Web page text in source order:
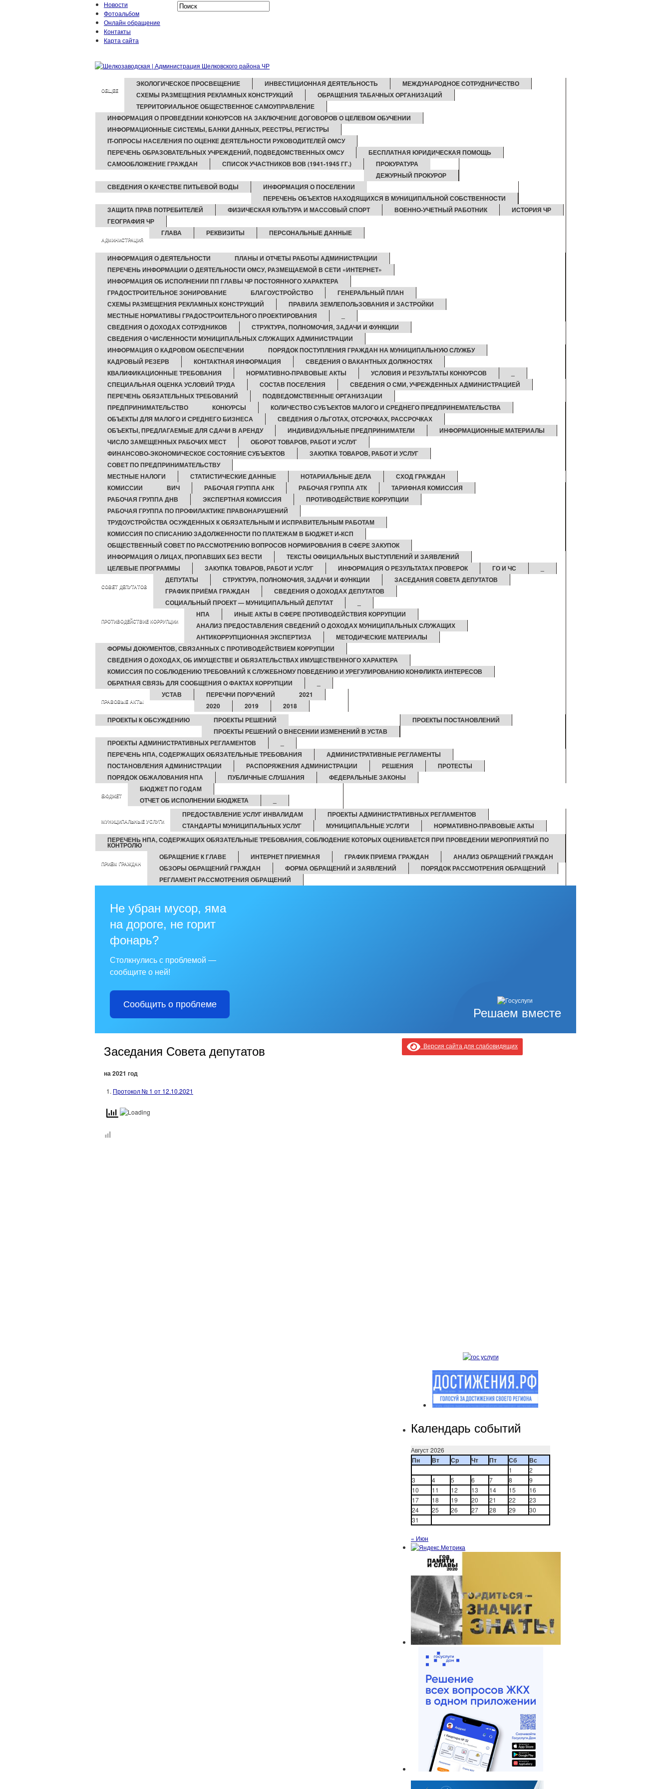
Новости
Фотоальбом
Онлайн обращение
Контакты
Карта сайта
ОБЩЕЕ
ЭКОЛОГИЧЕСКОЕ ПРОСВЕЩЕНИЕ ИНВЕСТИЦИОННАЯ ДЕЯТЕЛЬНОСТЬ
МЕЖДУНАРОДНОЕ СОТРУДНИЧЕСТВО
СХЕМЫ РАЗМЕЩЕНИЯ РЕКЛАМНЫХ КОНСТРУКЦИЙ
ОБРАЩЕНИЯ ТАБАЧНЫХ ОРГАНИЗАЦИЙ
ТЕРРИТОРИАЛЬНОЕ ОБЩЕСТВЕННОЕ САМОУПРАВЛЕНИЕ
ИНФОРМАЦИЯ О ПРОВЕДЕНИИ КОНКУРСОВ НА ЗАКЛЮЧЕНИЕ ДОГОВОРОВ О ЦЕЛЕВОМ ОБУЧЕНИИ
ИНФОРМАЦИОННЫЕ СИСТЕМЫ, БАНКИ ДАННЫХ, РЕЕСТРЫ, РЕГИСТРЫ
IT-ОПРОСЫ НАСЕЛЕНИЯ ПО ОЦЕНКЕ ДЕЯТЕЛЬНОСТИ РУКОВОДИТЕЛЕЙ ОМСУ
ПЕРЕЧЕНЬ ОБРАЗОВАТЕЛЬНЫХ УЧРЕЖДЕНИЙ, ПОДВЕДОМСТВЕННЫХ ОМСУ
БЕСПЛАТНАЯ ЮРИДИЧЕСКАЯ ПОМОЩЬ
САМООБЛОЖЕНИЕ ГРАЖДАН
СПИСОК УЧАСТНИКОВ ВОВ (1941-1945 ГГ.)
ПРОКУРАТУРА
ДЕЖУРНЫЙ ПРОКУРОР
СВЕДЕНИЯ О КАЧЕСТВЕ ПИТЬЕВОЙ ВОДЫ
ИНФОРМАЦИЯ О ПОСЕЛЕНИИ
ПЕРЕЧЕНЬ ОБЪЕКТОВ НАХОДЯЩИХСЯ В МУНИЦИПАЛЬНОЙ СОБСТВЕННОСТИ
ЗАЩИТА ПРАВ ПОТРЕБИТЕЛЕЙ
ФИЗИЧЕСКАЯ КУЛЬТУРА И МАССОВЫЙ СПОРТ ВОЕННО-УЧЕТНЫЙ РАБОТНИК
ИСТОРИЯ ЧР
ГЕОГРАФИЯ ЧР
АДМИНИСТРАЦИЯ
ГЛАВА РЕКВИЗИТЫ ПЕРСОНАЛЬНЫЕ ДАННЫЕ
ИНФОРМАЦИЯ О ДЕЯТЕЛЬНОСТИ
ПЛАНЫ И ОТЧЕТЫ РАБОТЫ АДМИНИСТРАЦИИ
ПЕРЕЧЕНЬ ИНФОРМАЦИИ О ДЕЯТЕЛЬНОСТИ ОМСУ, РАЗМЕЩАЕМОЙ В СЕТИ «ИНТЕРНЕТ»
ИНФОРМАЦИЯ ОБ ИСПОЛНЕНИИ ПП ГЛАВЫ ЧР ПОСТОЯННОГО ХАРАКТЕРА
ГРАДОСТРОИТЕЛЬНОЕ ЗОНИРОВАНИЕ
БЛАГОУСТРОЙСТВО
ГЕНЕРАЛЬНЫЙ ПЛАН
СХЕМЫ РАЗМЕЩЕНИЯ РЕКЛАМНЫХ КОНСТРУКЦИЙ
ПРАВИЛА ЗЕМЛЕПОЛЬЗОВАНИЯ И ЗАСТРОЙКИ
МЕСТНЫЕ НОРМАТИВЫ ГРАДОСТРОИТЕЛЬНОГО ПРОЕКТИРОВАНИЯ
СВЕДЕНИЯ О ДОХОДАХ СОТРУДНИКОВ
СТРУКТУРА, ПОЛНОМОЧИЯ, ЗАДАЧИ И ФУНКЦИИ
СВЕДЕНИЯ О ЧИСЛЕННОСТИ МУНИЦИПАЛЬНЫХ СЛУЖАЩИХ АДМИНИСТРАЦИИ
ИНФОРМАЦИЯ О КАДРОВОМ ОБЕСПЕЧЕНИИ
ПОРЯДОК ПОСТУПЛЕНИЯ ГРАЖДАН НА МУНИЦИПАЛЬНУЮ СЛУЖБУ
КАДРОВЫЙ РЕЗЕРВ
КОНТАКТНАЯ ИНФОРМАЦИЯ
СВЕДЕНИЯ О ВАКАНТНЫХ ДОЛЖНОСТЯХ
КВАЛИФИКАЦИОННЫЕ ТРЕБОВАНИЯ
НОРМАТИВНО-ПРАВОВЫЕ АКТЫ УСЛОВИЯ И РЕЗУЛЬТАТЫ КОНКУРСОВ
СПЕЦИАЛЬНАЯ ОЦЕНКА УСЛОВИЙ ТРУДА
СОСТАВ ПОСЕЛЕНИЯ
СВЕДЕНИЯ О СМИ, УЧРЕЖДЕННЫХ АДМИНИСТРАЦИЕЙ
ПЕРЕЧЕНЬ ОБЯЗАТЕЛЬНЫХ ТРЕБОВАНИЙ
ПОДВЕДОМСТВЕННЫЕ ОРГАНИЗАЦИИ
ПРЕДПРИНИМАТЕЛЬСТВО
КОНКУРСЫ
КОЛИЧЕСТВО СУБЪЕКТОВ МАЛОГО И СРЕДНЕГО ПРЕДПРИНЕМАТЕЛЬСТВА
ОБЪЕКТЫ ДЛЯ МАЛОГО И СРЕДНЕГО БИЗНЕСА
СВЕДЕНИЯ О ЛЬГОТАХ, ОТСРОЧКАХ, РАССРОЧКАХ
ОБЪЕКТЫ, ПРЕДЛАГАЕМЫЕ ДЛЯ СДАЧИ В АРЕНДУ
ИНДИВИДУАЛЬНЫЕ ПРЕДПРИНИМАТЕЛИ
ИНФОРМАЦИОННЫЕ МАТЕРИАЛЫ
ЧИСЛО ЗАМЕЩЕННЫХ РАБОЧИХ МЕСТ
ОБОРОТ ТОВАРОВ, РАБОТ И УСЛУГ
ФИНАНСОВО-ЭКОНОМИЧЕСКОЕ СОСТОЯНИЕ СУБЪЕКТОВ
ЗАКУПКА ТОВАРОВ, РАБОТ И УСЛУГ
СОВЕТ ПО ПРЕДПРИНИМАТЕЛЬСТВУ
МЕСТНЫЕ НАЛОГИ
СТАТИСТИЧЕСКИЕ ДАННЫЕ НОТАРИАЛЬНЫЕ ДЕЛА
СХОД ГРАЖДАН
КОМИССИИ
ВИЧ РАБОЧАЯ ГРУППА АНК РАБОЧАЯ ГРУППА АТК
ТАРИФНАЯ КОМИССИЯ
РАБОЧАЯ ГРУППА ДНВ
ЭКСПЕРТНАЯ КОМИССИЯ
ПРОТИВОДЕЙСТВИЕ КОРРУПЦИИ
РАБОЧАЯ ГРУППА ПО ПРОФИЛАКТИКЕ ПРАВОНАРУШЕНИЙ
ТРУДОУСТРОЙСТВА ОСУЖДЕННЫХ К ОБЯЗАТЕЛЬНЫМ И ИСПРАВИТЕЛЬНЫМ РАБОТАМ
КОМИССИЯ ПО СПИСАНИЮ ЗАДОЛЖЕННОСТИ ПО ПЛАТЕЖАМ В БЮДЖЕТ И-КСП
ОБЩЕСТВЕННЫЙ СОВЕТ ПО РАССМОТРЕНИЮ ВОПРОСОВ НОРМИРОВАНИЯ В СФЕРЕ ЗАКУПОК
ИНФОРМАЦИЯ О ЛИЦАХ, ПРОПАВШИХ БЕЗ ВЕСТИ
ТЕКСТЫ ОФИЦИАЛЬНЫХ ВЫСТУПЛЕНИЙ И ЗАЯВЛЕНИЙ
ЦЕЛЕВЫЕ ПРОГРАММЫ
ЗАКУПКА ТОВАРОВ, РАБОТ И УСЛУГ ИНФОРМАЦИЯ О РЕЗУЛЬТАТАХ ПРОВЕРОК ГО И ЧС
СОВЕТ ДЕПУТАТОВ
ДЕПУТАТЫ СТРУКТУРА, ПОЛНОМОЧИЯ, ЗАДАЧИ И ФУНКЦИИ
ЗАСЕДАНИЯ СОВЕТА ДЕПУТАТОВ
ГРАФИК ПРИЁМА ГРАЖДАН
СВЕДЕНИЯ О ДОХОДАХ ДЕПУТАТОВ
СОЦИАЛЬНЫЙ ПРОЕКТ — МУНИЦИПАЛЬНЫЙ ДЕПУТАТ
ПРОТИВОДЕЙСТВИЕ КОРРУПЦИИ
НПА
ИНЫЕ АКТЫ В СФЕРЕ ПРОТИВОДЕЙСТВИЯ КОРРУПЦИИ
АНАЛИЗ ПРЕДОСТАВЛЕНИЯ СВЕДЕНИЙ О ДОХОДАХ МУНИЦИПАЛЬНЫХ СЛУЖАЩИХ
АНТИКОРРУПЦИОННАЯ ЭКСПЕРТИЗА
МЕТОДИЧЕСКИЕ МАТЕРИАЛЫ
ФОРМЫ ДОКУМЕНТОВ, СВЯЗАННЫХ С ПРОТИВОДЕЙСТВИЕМ КОРРУПЦИИ
СВЕДЕНИЯ О ДОХОДАХ, ОБ ИМУЩЕСТВЕ И ОБЯЗАТЕЛЬСТВАХ ИМУЩЕСТВЕННОГО ХАРАКТЕРА
КОМИССИЯ ПО СОБЛЮДЕНИЮ ТРЕБОВАНИЙ К СЛУЖЕБНОМУ ПОВЕДЕНИЮ И УРЕГУЛИРОВАНИЮ КОНФЛИКТА ИНТЕРЕСОВ
ОБРАТНАЯ СВЯЗЬ ДЛЯ СООБЩЕНИЯ О ФАКТАХ КОРРУПЦИИ
ПРАВОВЫЕ АКТЫ
УСТАВ ПЕРЕЧНИ ПОРУЧЕНИЙ
2021
2020
2019
2018
ПРОЕКТЫ К ОБСУЖДЕНИЮ
ПРОЕКТЫ РЕШЕНИЙ
ПРОЕКТЫ РЕШЕНИЙ О ВНЕСЕНИИ ИЗМЕНЕНИЙ В УСТАВ
ПРОЕКТЫ ПОСТАНОВЛЕНИЙ
ПРОЕКТЫ АДМИНИСТРАТИВНЫХ РЕГЛАМЕНТОВ
ПЕРЕЧЕНЬ НПА, СОДЕРЖАЩИХ ОБЯЗАТЕЛЬНЫЕ ТРЕБОВАНИЯ
АДМИНИСТРАТИВНЫЕ РЕГЛАМЕНТЫ
ПОСТАНОВЛЕНИЯ АДМИНИСТРАЦИИ
РАСПОРЯЖЕНИЯ АДМИНИСТРАЦИИ РЕШЕНИЯ
ПРОТЕСТЫ
ПОРЯДОК ОБЖАЛОВАНИЯ НПА
ПУБЛИЧНЫЕ СЛУШАНИЯ ФЕДЕРАЛЬНЫЕ ЗАКОНЫ
БЮДЖЕТ
БЮДЖЕТ ПО ГОДАМ
ОТЧЕТ ОБ ИСПОЛНЕНИИ БЮДЖЕТА
МУНИЦИПАЛЬНЫЕ УСЛУГИ
ПРЕДОСТАВЛЕНИЕ УСЛУГ ИНВАЛИДАМ
ПРОЕКТЫ АДМИНИСТРАТИВНЫХ РЕГЛАМЕНТОВ
СТАНДАРТЫ МУНИЦИПАЛЬНЫХ УСЛУГ
МУНИЦИПАЛЬНЫЕ УСЛУГИ
НОРМАТИВНО-ПРАВОВЫЕ АКТЫ
ПЕРЕЧЕНЬ НПА, СОДЕРЖАЩИХ ОБЯЗАТЕЛЬНЫЕ ТРЕБОВАНИЯ, СОБЛЮДЕНИЕ КОТОРЫХ ОЦЕНИВАЕТСЯ ПРИ ПРОВЕДЕНИИ МЕРОПРИЯТИЙ ПО
КОНТРОЛЮ
ПРИЕМ ГРАЖДАН
ОБРАЩЕНИЕ К ГЛАВЕ ИНТЕРНЕТ ПРИЕМНАЯ ГРАФИК ПРИЕМА ГРАЖДАН
АНАЛИЗ ОБРАЩЕНИЙ ГРАЖДАН
ОБЗОРЫ ОБРАЩЕНИЙ ГРАЖДАН
ФОРМА ОБРАЩЕНИЙ И ЗАЯВЛЕНИЙ
ПОРЯДОК РАССМОТРЕНИЯ ОБРАЩЕНИЙ
РЕГЛАМЕНТ РАССМОТРЕНИЯ ОБРАЩЕНИЙ
Решаем вместе
Не убран мусор, яма
на дороге, не горит
фонарь?
Столкнулись с проблемой —
сообщите о ней!
Сообщить о проблеме
Заседания Совета депутатов
на 2021 год
Протокол № 1 от 12.10.2021
Версия сайта для слабовидящих
Календарь событий
Август 2026
Пн Вт Ср Чт Пт Сб Вс
1
2
3
4 5 6 7 8
9
10
11 12 13 14 15
16
17
18 19 20 21 22
23
24
25 26 27 28 29
30
31
« Июн